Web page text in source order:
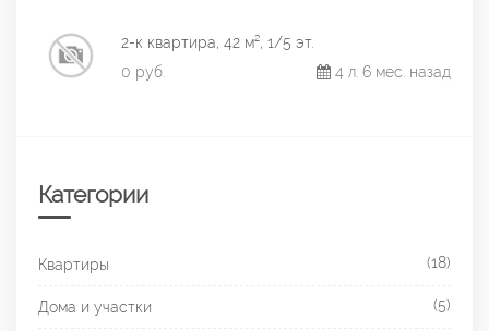
2-к квартира, 42 м², 1/5 эт.
0 руб.
4 л. 6 мес. назад
Категории
Квартиры (18)
Дома и участки (5)